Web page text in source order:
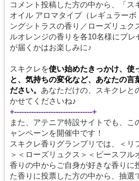
コメント投稿した方の中から、「ス
オイル アロマタイプ（レギュラー
ングシトラスの香り／ローズリュク
ルオレンジの香りを各10名様にプレ
が届くかはお楽しみに♪
スキクレを使い始めたきっかけ、使
と、気持ちの変化など、あなたの言
ださい。 あなただけの、スキクレと
かせてくださいね♪
+--------------------------------+
また、アテニア特設サイトでも、こ
ャンペーンを開催中です！
スキクレ香りグランプリでは、＜リ
＞＜ローズリュクス＞＜ピースフル
香りの中からご自身が好きな香りに
た香りに投票した方の中から、 抽選